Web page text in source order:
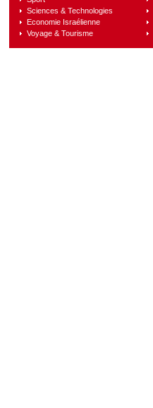
Sciences & Technologies
Economie Israélienne
Voyage & Tourisme